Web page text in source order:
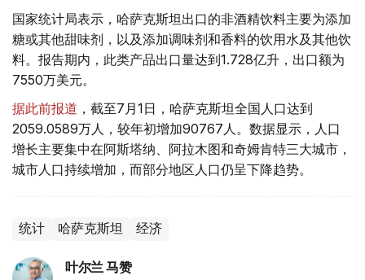
国家统计局表示，哈萨克斯坦出口的非酒精饮料主要为添加
糖或其他甜味剂，以及添加调味剂和香料的饮用水及其他饮
料。报告期内，此类产品出口量达到1.728亿升，出口额为
7550万美元。
据此前报道 ，截至7月1日，哈萨克斯坦全国人口达到
2059.0589万人，较年初增加90767人。数据显示，人口
增长主要集中在阿斯塔纳、阿拉木图和奇姆肯特三大城市，
城市人口持续增加，而部分地区人口仍呈下降趋势。
统计 哈萨克斯坦 经济
叶尔兰 马赞